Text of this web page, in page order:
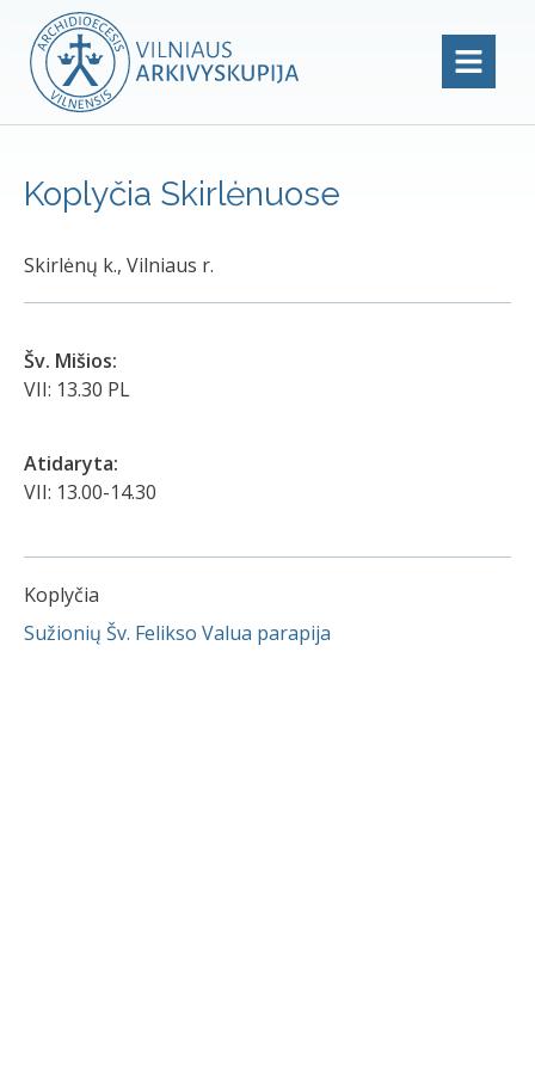
Koplyčia Skirlėnuose
Skirlėnų k., Vilniaus r.
Šv. Mišios:
VII: 13.30 PL
Atidaryta:
VII: 13.00-14.30
Koplyčia
Sužionių Šv. Felikso Valua parapija